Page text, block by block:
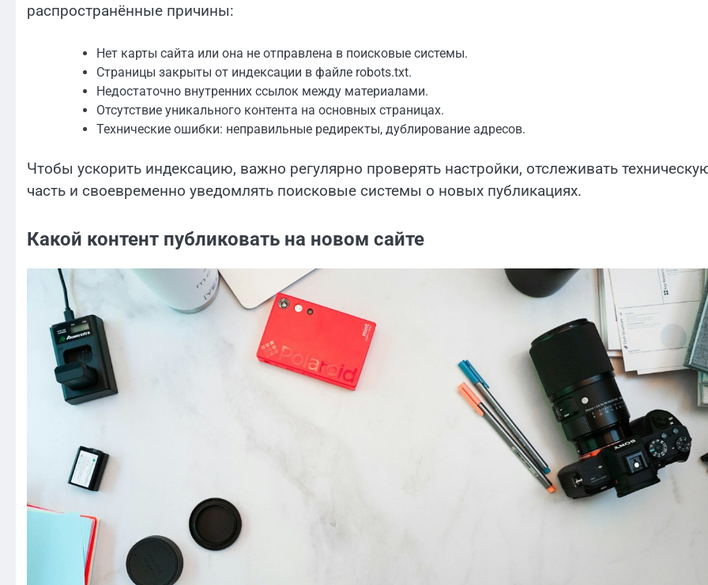
распространённые причины:
Нет карты сайта или она не отправлена в поисковые системы.
Страницы закрыты от индексации в файле robots.txt.
Недостаточно внутренних ссылок между материалами.
Отсутствие уникального контента на основных страницах.
Технические ошибки: неправильные редиректы, дублирование адресов.
Чтобы ускорить индексацию, важно регулярно проверять настройки, отслеживать
часть и своевременно уведомлять поисковые системы о новых публикациях.
Какой контент публиковать на новом сайте